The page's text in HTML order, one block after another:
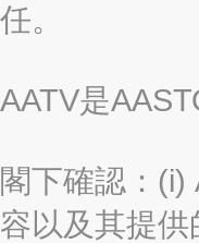
任。
AATV是
閣下確認：(i)
容以及其提